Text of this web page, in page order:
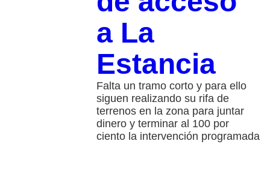
a La
Estancia
Falta un tramo corto y para ello
siguen realizando su rifa de
terrenos en la zona para juntar
dinero y terminar al 100 por
ciento la intervención programada